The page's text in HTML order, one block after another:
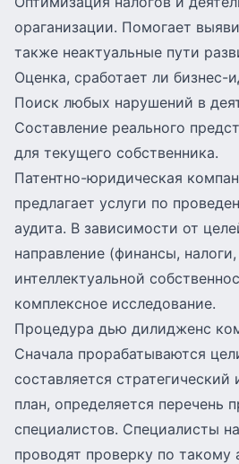
ораганизации. Помогает
также неактуальные пути
Оценка, сработает ли бизнес-
Поиск любых нарушений в
Составление реального
для текущего собственника.
Патентно-юридическая
предлагает услуги по
аудита. В зависимости от
направление (финансы,
интеллектуальной
комплексное исследование.
Процедура дью дилидженс
Сначала прорабатываются
составляется стратегический
план, определяется перечень
специалистов. Специалисты
проводят проверку по такому